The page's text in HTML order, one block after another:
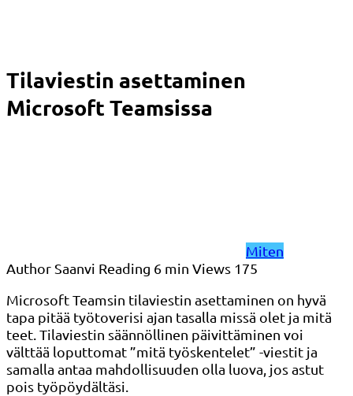
Tilaviestin asettaminen
Microsoft Teamsissa
Miten
AuthorSaanvi Reading 6 min Views 175
Microsoft Teamsin tilaviestin asettaminen on hyvä
tapa pitää työtoverisi ajan tasalla missä olet ja mitä
teet. Tilaviestin säännöllinen päivittäminen voi
välttää loputtomat ”mitä työskentelet” -viestit ja
samalla antaa mahdollisuuden olla luova, jos astut
pois työpöydältäsi.